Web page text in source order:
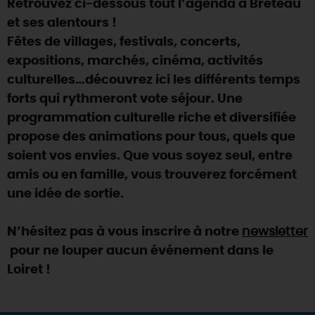
TOUTES LES ACTIVITÉS
Visitesgourmandeset créatives
Vins etvignobles
Chic,une aire de pique-nique
Par ici les guinguettes
Que rapporter du Loiret ?
La Route desMétiers d'Art
TOUT L'ART DE VIVRE
Des vacances auprès des animaux 🐎
(re)Découvrir les coulisses de la Faïencerie de
Gien !
Expérimenterles parcours Baludik 🕵️
Une saison de festivals 🎉
Rendez-vous de la nature en 2026
Des sorties en famille dans le Loiret !
Programme des animations "Loiret au fil de l'eau"
Où sortir ?
SE REPÉRER,SE DÉPLACER
INFOS &SERVICES
RÉSERVER MAINTENANT
Retrouvez ci-dessous tout l’agenda à Breteau
et ses alentours !
Fêtes de villages, festivals, concerts,
expositions, marchés, cinéma, activités
culturelles…découvrez ici les différents temps
forts qui rythmeront vote séjour. Une
programmation culturelle riche et diversifiée
propose des animations pour tous, quels que
soient vos envies. Que vous soyez seul, entre
amis ou en famille, vous trouverez forcément
une idée de sortie.
N’hésitez pas à vous inscrire à notre newsletter
pour ne louper aucun événement dans le
Loiret !